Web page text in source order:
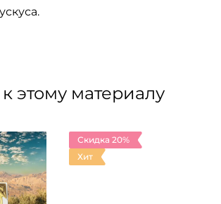
этому материалу
Скидка 20%
Хит